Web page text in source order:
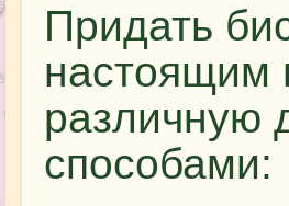
Придать
настоящим
различную
способами: